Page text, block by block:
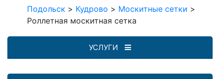
Подольск > Кудрово > Москитные сетки >
Роллетная москитная сетка
УСЛУГИ